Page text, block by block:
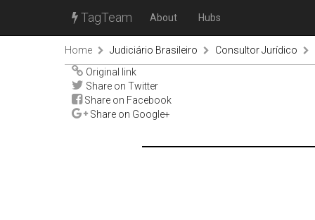
TagTeam About Hubs
Home Judiciário Brasileiro Consultor Jurídico
Original link
Share on Twitter
Share on Facebook
Share on Google+